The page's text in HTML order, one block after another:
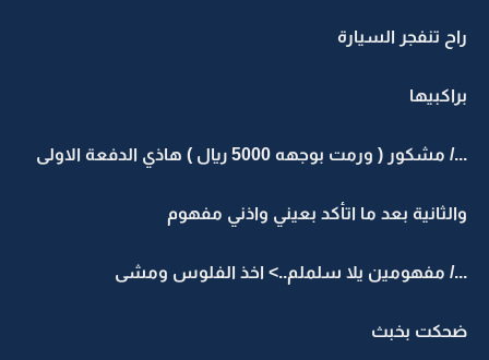
راح تنفجر السيارة
براكبيها
.../ مشكور ( ورمت بوجهه 5000 ريال ) هاذي الدفعة الاولى
والثانية بعد ما اتأكد بعيني واذني مفهوم
.../ مفهومين يلا سلملم..> اخذ الفلوس ومشى
ضحكت بخبث